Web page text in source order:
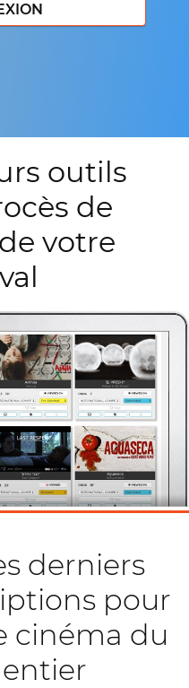
outils
de
votre
derniers
pour
cinéma du